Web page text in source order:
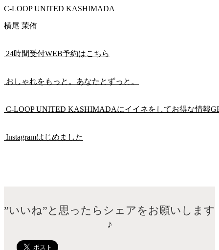
C-LOOP UNITED KASHIMADA
横尾 茉侑
24時間受付WEB予約はこちら
おしゃれをもっと。あなたとずっと。
C-LOOP UNITED KASHIMADAにイイネをしてお得な情報
Instagramはじめました
”いいね”と思ったらシェアをお願いします
♪